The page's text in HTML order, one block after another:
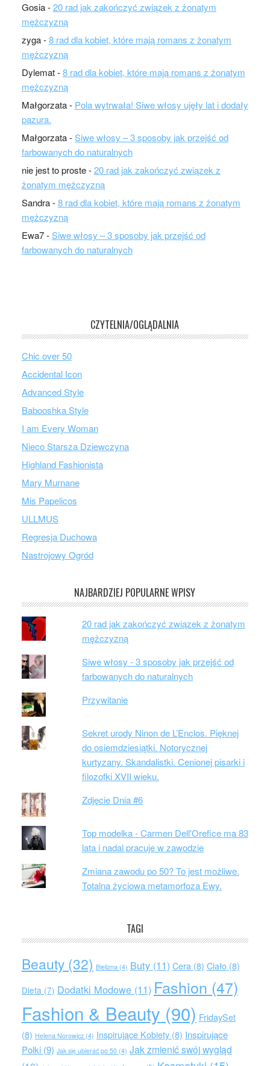
Gosia-20 rad jak zakończyć związek z żonatym
mężczyzną
zyga-8 rad dla kobiet, które mają romans z żonatym
mężczyzną
Dylemat-8 rad dla kobiet, które mają romans z żonatym
mężczyzną
Małgorzata- Pola wytrwała! Siwe włosy ujęły lat i dodały
pazura.
Małgorzata-Siwe włosy – 3 sposoby jak przejść od
farbowanych do naturalnych
nie jest to proste-20 rad jak zakończyć związek z
żonatym mężczyzną
Sandra-8 rad dla kobiet, które mają romans z żonatym
mężczyzną
Ewa7-Siwe włosy – 3 sposoby jak przejść od
farbowanych do naturalnych
CZYTELNIA/OGLĄDALNIA
Chic over 50
Accidental Icon
Advanced Style
Babooshka Style
I am Every Woman
Nieco Starsza Dziewczyna
Highland Fashionista
Mary Murnane
Mis Papelicos
ULLMUS
Regresja Duchowa
Nastrojowy Ogród
NAJBARDZIEJ POPULARNE WPISY
20 rad jak zakończyć związek z żonatym
mężczyzną
Siwe włosy - 3 sposoby jak przejść od
farbowanych do naturalnych
Przywitanie
Sekret urody Ninon de L’Enclos. Pięknej
do osiemdziesiątki. Notorycznej
kurtyzany. Skandalistki. Cenionej pisarki i
filozofki XVII wieku.
Zdjęcie Dnia #6
Top modelka - Carmen Dell'Orefice ma 83
lata i nadal pracuje w zawodzie
Zmiana zawodu po 50? To jest możliwe.
Totalna życiowa metamorfoza Ewy.
TAGI
Beauty(32) Bielizna(4) Buty(11) Cera(8) Ciało(8)
Dieta(7) Dodatki Modowe(11) Fashion (47)
Fashion & Beauty (90) FridaySet
(8) Helena Norowicz(4) Inspirujące Kobiety(8) Inspirujące
Polki(9) Jak się ubierać po 50(4) Jak zmienić swój wygląd